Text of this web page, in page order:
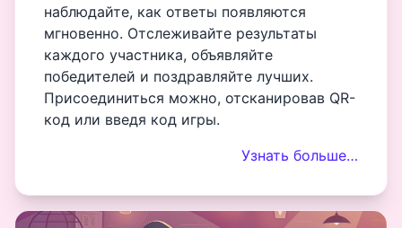
наблюдайте, как ответы появляются
мгновенно. Отслеживайте результаты
каждого участника, объявляйте
победителей и поздравляйте лучших.
Присоединиться можно, отсканировав QR-
код или введя код игры.
Узнать больше…